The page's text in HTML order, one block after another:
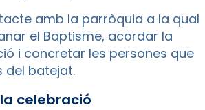
amb la parròquia a la qual
el Baptisme, acordar la
i concretar les persones que
del batejat.
celebració